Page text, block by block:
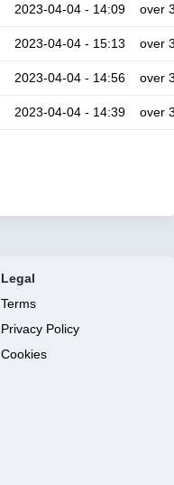
2023-04-04 - 14:09 over
2023-04-04 - 15:13 over
2023-04-04 - 14:56 over
2023-04-04 - 14:39 over
Legal
Terms
Privacy Policy
Cookies